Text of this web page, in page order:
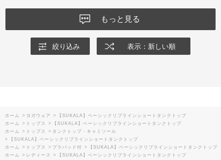
もっと見る
絞り込み 表示：新しい順
ホーム > ヨガウェア >
【SUKALA】ベーシックリブラインショートタンクトップ
ホーム
> トップス >
【SUKALA】ベーシックリブラインショートタンクトップ
ホーム
> トップス > タンクトップ・キャミソール
>
【SUKALA】ベーシックリブラインショートタンクトップ
ホーム
> トップス > ブラパッド付 >
【SUKALA】ベーシックリブラインショートタンクトップ
ホーム
> レディース >
【SUKALA】ベーシックリブラインショートタンクトップ